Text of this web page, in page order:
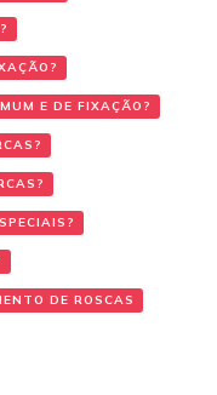
E DE FIXAÇÃO?
DE ROSCAS